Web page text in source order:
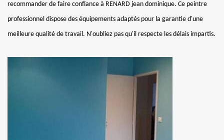
recommander de faire confiance à RENARD jean dominique. Ce peintre
professionnel dispose des équipements adaptés pour la garantie d'une
meilleure qualité de travail. N'oubliez pas qu'il respecte les délais impartis.